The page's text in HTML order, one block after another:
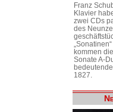
Franz
Klavier
zwei CDs
des
kommen
Sonate A-
1827.